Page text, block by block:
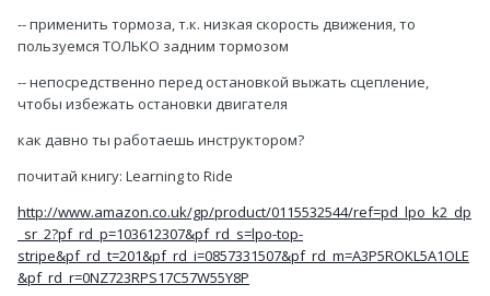
-- применить тормоза, т.к. низкая скорость движения, то
пользуемся ТОЛЬКО задним тормозом
-- непосредственно перед остановкой выжать сцепление,
чтобы избежать остановки двигателя
как давно ты работаешь инструктором?
почитай книгу: Learning to Ride
http://www.amazon.co.uk/gp/product/0115532544/ref=pd_lpo_k2_dp
_sr_2?pf_rd_p=103612307&pf_rd_s=lpo-top-
stripe&pf_rd_t=201&pf_rd_i=0857331507&pf_rd_m=A3P5ROKL5A1OLE
&pf_rd_r=0NZ723RPS17C57W55Y8P